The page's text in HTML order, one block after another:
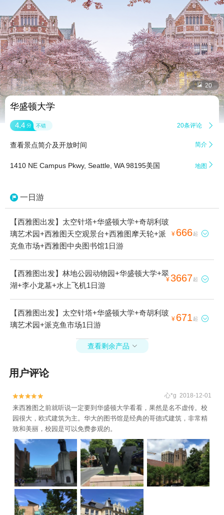
 20
华盛顿大学
4.4 分 不错 20条评论 
查看景点简介及开放时间 简介 
1410 NE Campus Pkwy, Seattle, WA 98195美国 地图 
一日游
【西雅图出发】太空针塔+华盛顿大学+奇胡利玻
璃艺术园+西雅图天空观景台+西雅图摩天轮+派
克鱼市场+西雅图中央图书馆1日游
¥ 666起 
【西雅图出发】林地公园动物园+华盛顿大学+翠
湖+李小龙墓+水上飞机1日游
¥3667起 
【西雅图出发】太空针塔+华盛顿大学+奇胡利玻
璃艺术园+派克鱼市场1日游
¥ 671 起 
查看剩余产品 
用户评论

 心*g 2018-12-01
来西雅图之前就听说一定要到华盛顿大学看看，果然是名不虚传。校
园很大，欧式建筑为主。华大的图书馆是经典的哥德式建筑，非常精
致和美丽，校园是可以免费参观的。
